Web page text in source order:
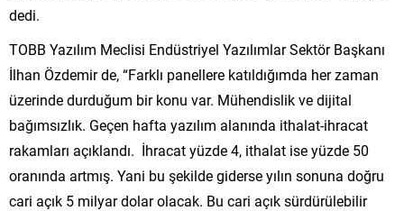
dedi.
TOBB Yazılım Meclisi Endüstriyel Yazılımlar Sektör Başkanı
İlhan Özdemir de, “Farklı panellere katıldığımda her zaman
üzerinde durduğum bir konu var. Mühendislik ve dijital
bağımsızlık. Geçen hafta yazılım alanında ithalat-ihracat
rakamları açıklandı. İhracat yüzde 4, ithalat ise yüzde 50
oranında artmış. Yani bu şekilde giderse yılın sonuna doğru
cari açık 5 milyar dolar olacak. Bu cari açık sürdürülebilir